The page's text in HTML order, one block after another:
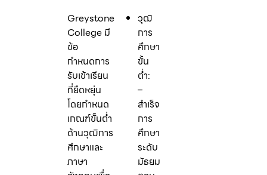
Greystone
College มี
ข้อ
กำหนดการ
รับเข้าเรียน
ที่ยืดหยุ่น
โดยกำหนด
เกณฑ์ขั้นต่ำ
ด้านวุฒิการ
ศึกษาและ
ภาษา
วุฒิ
การ
ศึกษา
ขั้น
ต่ำ:
–
สำเร็จ
การ
ศึกษา
ระดับ
มัธยมศึกษา